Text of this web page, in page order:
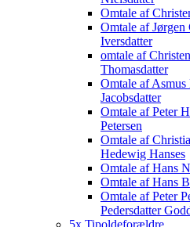
Omtale af
Omtale af Jørgen
Iversdatter
omtale af
Thomasdatter
Omtale af Asmus
Jacobsdatter
Omtale af Peter
Petersen
Omtale af
Hedewig Hanses
Omtale af Hans
Omtale af Hans
Omtale af Peter
Pedersdatter
5x Tipoldeforældre